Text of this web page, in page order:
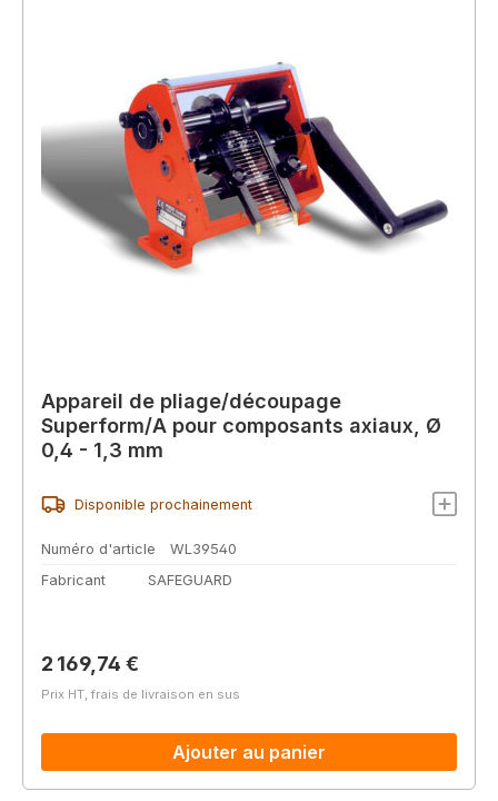
Appareil de pliage/découpage
Superform/A pour composants axiaux, Ø
0,4 - 1,3 mm
Disponible prochainement
Numéro d'article
WL39540
Fabricant
SAFEGUARD
Prix régulier :
2 169,74 €
Prix HT, frais de livraison en sus
Ajouter au panier